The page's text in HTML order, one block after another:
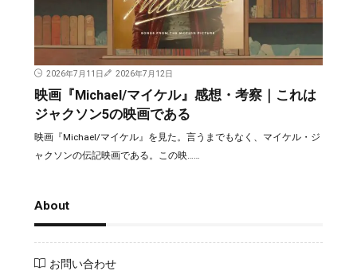
2026年7月11日 2026年7月12日
映画『Michael/マイケル』感想・考察｜これは
ジャクソン5の映画である
映画『Michael/マイケル』を見た。言うまでもなく、マイケル・ジ
ャクソンの伝記映画である。この映……
About
お問い合わせ